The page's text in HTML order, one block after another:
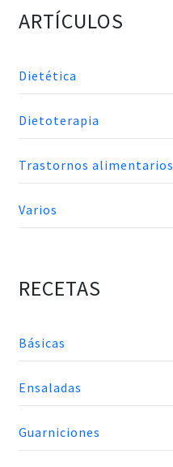
ARTÍCULOS
Dietética
Dietoterapia
Trastornos alimentarios
Varios
RECETAS
Básicas
Ensaladas
Guarniciones